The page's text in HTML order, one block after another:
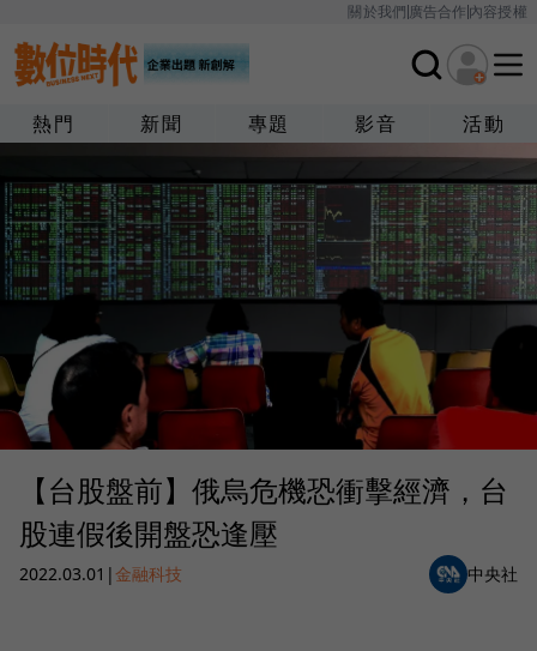
關於我們廣告合作內容授權
熱門 新聞 專題 影音 活動
【台股盤前】俄烏危機恐衝擊經濟，台
股連假後開盤恐逢壓
2022.03.01 |金融科技 中央社